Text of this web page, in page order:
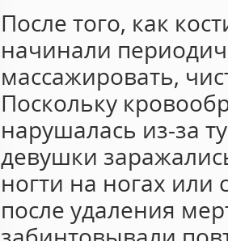
После того, как
начинали
массажировать,
Поскольку
нарушалась из-за
девушки
ногти на ногах или
после удаления